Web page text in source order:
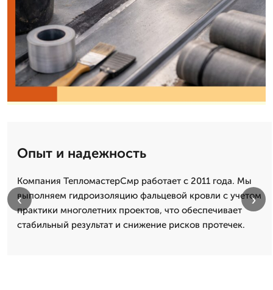
Опыт и надежность
Компания ТепломастерСмр работает с 2011 года. Мы
выполняем гидроизоляцию фальцевой кровли с учетом
практики многолетних проектов, что обеспечивает
стабильный результат и снижение рисков протечек.
‹ ›